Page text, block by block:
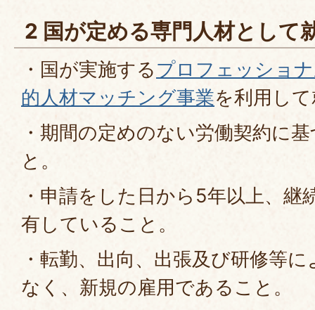
2 国が定める専門人材として
・国が実施するプロフェッショ
的人材マッチング事業を利用し
・期間の定めのない労働契約に
と。
・申請をした日から5年以上、継
有していること。
・転勤、出向、出張及び研修等
なく、新規の雇用であること。